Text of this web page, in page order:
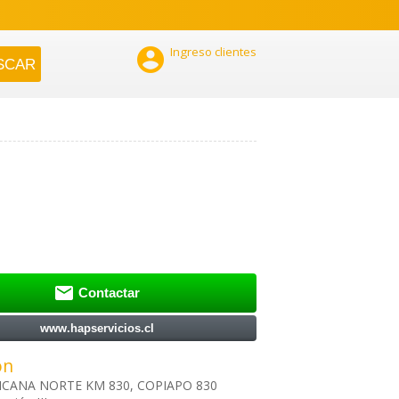
 Ingreso clientes
 Contactar
www.hapservicios.cl
NORTE KM 830, COPIAPO 830